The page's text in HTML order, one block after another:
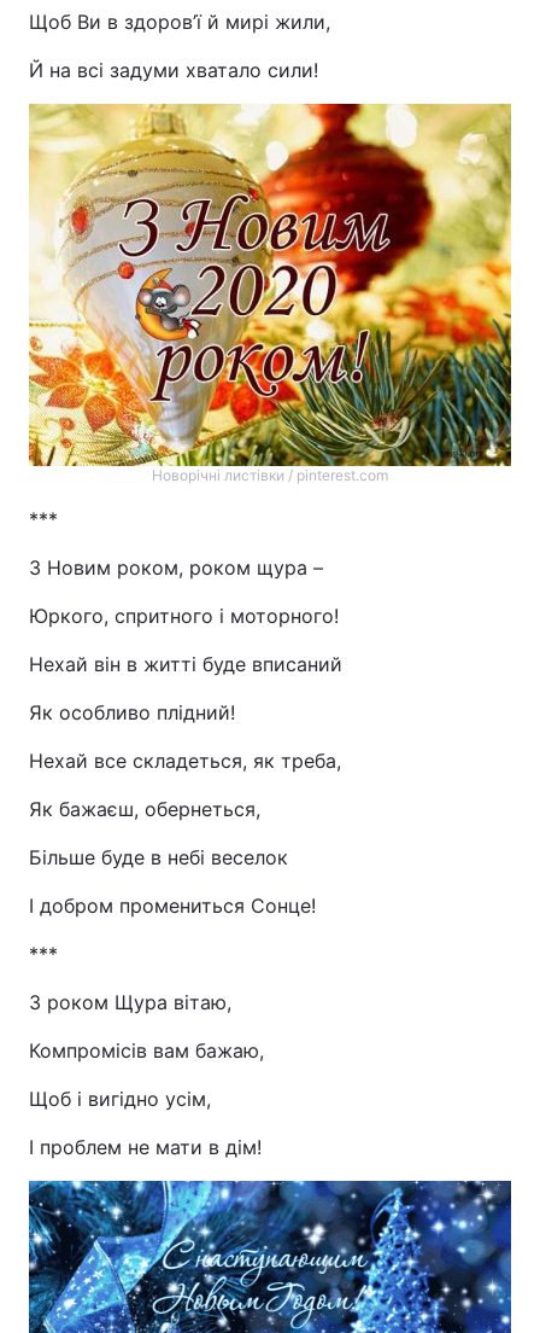
Щоб Ви в здоров’ї й мирі жили,
Й на всі задуми хватало сили!
Новорічні листівки / pinterest.com
***
З Новим роком, роком щура –
Юркого, спритного і моторного!
Нехай він в житті буде вписаний
Як особливо плідний!
Нехай все складеться, як треба,
Як бажаєш, обернеться,
Більше буде в небі веселок
І добром промениться Сонце!
***
З роком Щура вітаю,
Компромісів вам бажаю,
Щоб і вигідно усім,
І проблем не мати в дім!